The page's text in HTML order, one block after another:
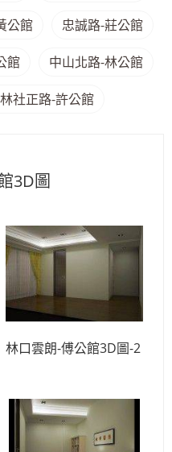
公館 忠誠路-莊公館
館 中山北路-林公館
社正路-許公館
3D圖
林口雲朗-傅公館3D圖-2